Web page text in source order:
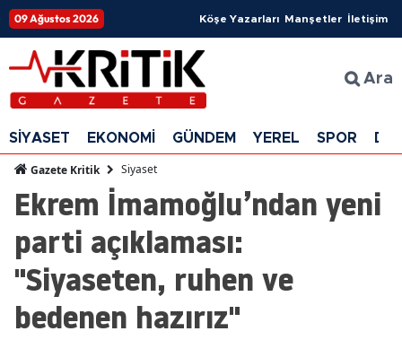
09 Ağustos 2026 Köşe Yazarları Manşetler İletişim
Ara
SİYASET EKONOMİ GÜNDEM YEREL SPOR
Gazete Kritik Siyaset
Ekrem İmamoğlu’ndan yeni
parti açıklaması:
"Siyaseten, ruhen ve
bedenen hazırız"